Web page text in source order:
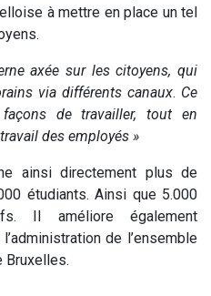
à mettre en place un tel
axée sur les citoyens, qui
via différents canaux. Ce
de travailler, tout en
des employés »
ainsi directement plus de
étudiants. Ainsi que 5.000
Il améliore également
de l’ensemble
Bruxelles.